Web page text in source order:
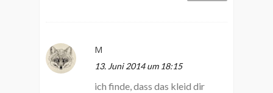
M
13. Juni 2014 um 18:15
ich finde, dass das kleid dir